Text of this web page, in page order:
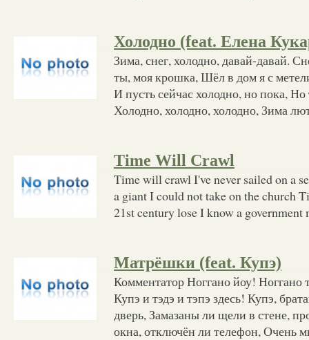
Холодно (feat. Елена
Зима, снег, холодно, давай-давай.
ты, моя крошка, Шёл в дом я с
И пусть сейчас холодно, но пока, Но
Холодно, холодно, холодно, Зима
Time Will Crawl
Time will crawl I've never sailed on a
a giant I could not take on the church
21st century lose I know a government
Матрёшки (feat. Купэ)
Комментатор Ноггано йоу! Ноггано
Купэ и тэдэ и тэпэ здесь! Купэ,
дверь, Замазаны ли щели в стене,
окна, отключён ли телефон, Очень